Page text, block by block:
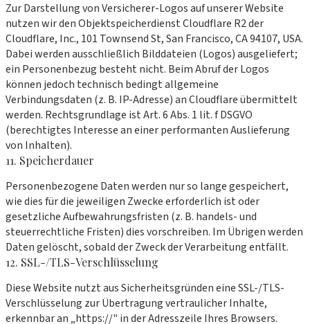
Zur Darstellung von Versicherer-Logos auf unserer Website
nutzen wir den Objektspeicherdienst Cloudflare R2 der
Cloudflare, Inc., 101 Townsend St, San Francisco, CA 94107, USA.
Dabei werden ausschließlich Bilddateien (Logos) ausgeliefert;
ein Personenbezug besteht nicht. Beim Abruf der Logos
können jedoch technisch bedingt allgemeine
Verbindungsdaten (z. B. IP-Adresse) an Cloudflare übermittelt
werden. Rechtsgrundlage ist Art. 6 Abs. 1 lit. f DSGVO
(berechtigtes Interesse an einer performanten Auslieferung
von Inhalten).
11. Speicherdauer
Personenbezogene Daten werden nur so lange gespeichert,
wie dies für die jeweiligen Zwecke erforderlich ist oder
gesetzliche Aufbewahrungsfristen (z. B. handels- und
steuerrechtliche Fristen) dies vorschreiben. Im Übrigen werden
Daten gelöscht, sobald der Zweck der Verarbeitung entfällt.
12. SSL-/TLS-Verschlüsselung
Diese Website nutzt aus Sicherheitsgründen eine SSL-/TLS-
Verschlüsselung zur Übertragung vertraulicher Inhalte,
erkennbar an „https://" in der Adresszeile Ihres Browsers.